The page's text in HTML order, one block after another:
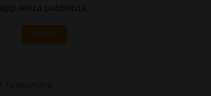
app senza pubblicità.
ACCEDI